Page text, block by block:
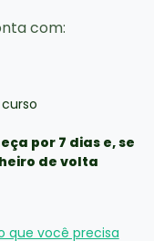
com:
por 7 dias e, se
de volta
que você precisa